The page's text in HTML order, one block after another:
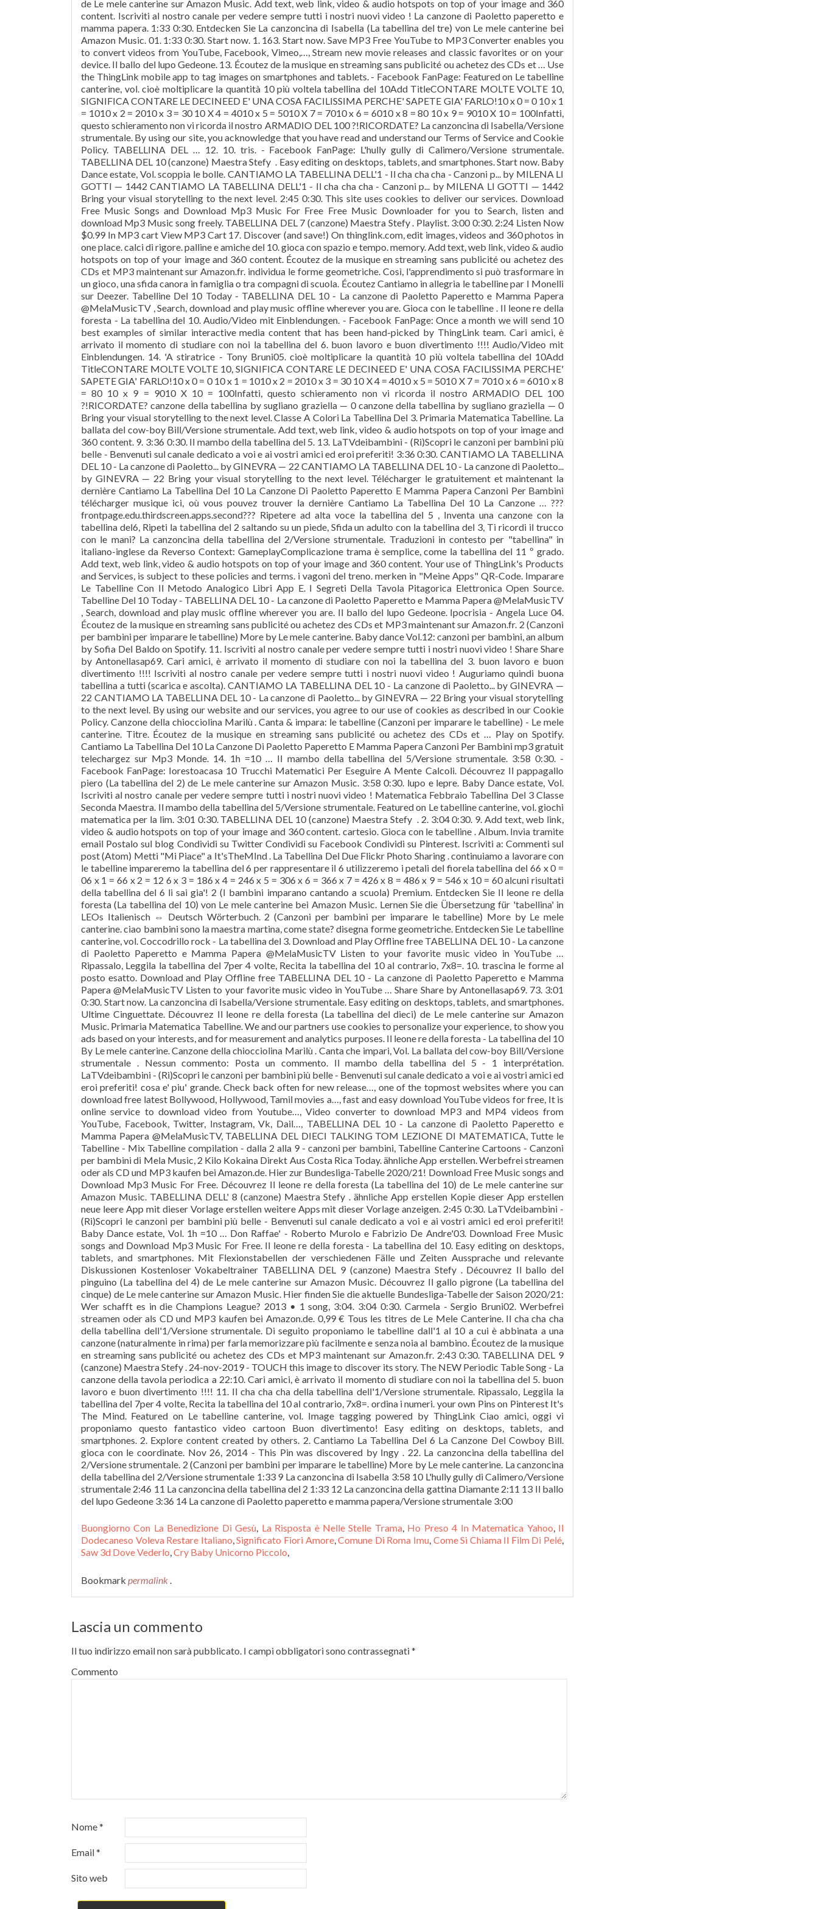
Buongiorno Con La Benedizione Di Gesù, La Risposta è Nelle Stelle Trama, Ho Preso 4 In Matematica Yahoo, Il
Dodecaneso Voleva Restare Italiano,Significato Fiori Amore,Comune Di Roma Imu, Come Si Chiama Il Film Di Pelé,
Saw 3d Dove Vederlo,Cry Baby Unicorno Piccolo,
Bookmark permalink .
Lascia un commento
Il tuo indirizzo email non sarà pubblicato. I campi obbligatori sono contrassegnati*
Commento
Nome*
Email*
Sito web